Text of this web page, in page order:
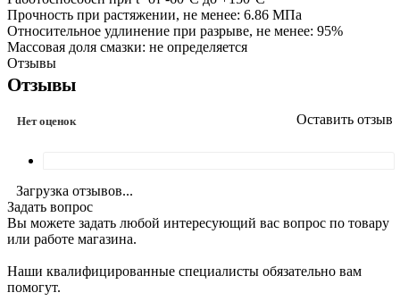
Прочность при растяжении, не менее: 6.86 МПа
Относительное удлинение при разрыве, не менее: 95%
Массовая доля смазки: не определяется
Отзывы
Отзывы
Нет оценок Оставить отзыв
Загрузка отзывов...
Задать вопрос
Вы можете задать любой интересующий вас вопрос по товару
или работе магазина.
Наши квалифицированные специалисты обязательно вам
помогут.